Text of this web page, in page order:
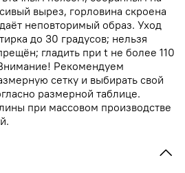
вырез, горловина скроена
неповторимый образ. Уход
до 30 градусов; нельзя
гладить при t не более 110
Рекомендуем
сетку и выбирать свой
размерной таблице.
при массовом производстве